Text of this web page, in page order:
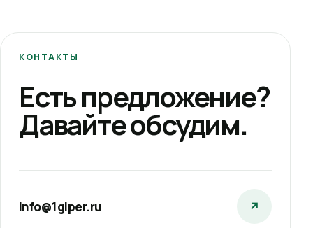
КОНТАКТЫ
Есть предложение?
Давайте обсудим.
info@1giper.ru ↗